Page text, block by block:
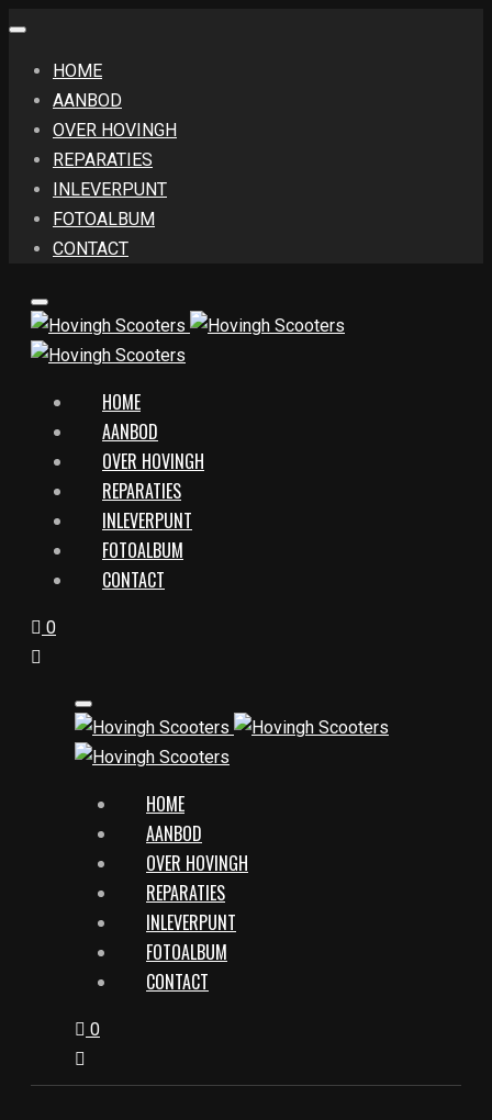
HOME
AANBOD
OVER HOVINGH
REPARATIES
INLEVERPUNT
FOTOALBUM
CONTACT
HOME
AANBOD
OVER HOVINGH
REPARATIES
INLEVERPUNT
FOTOALBUM
CONTACT
0
HOME
AANBOD
OVER HOVINGH
REPARATIES
INLEVERPUNT
FOTOALBUM
CONTACT
0